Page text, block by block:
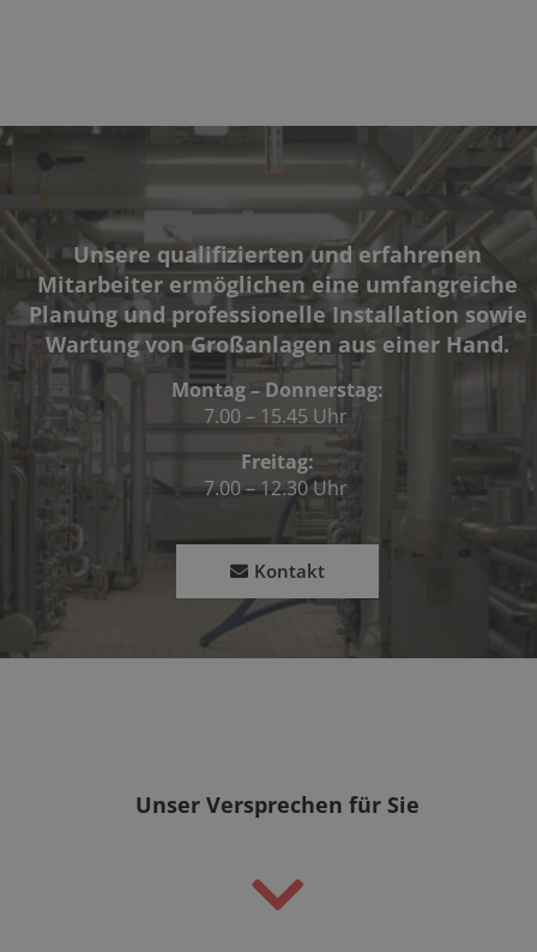
Unsere qualifizierten und erfahrenen
Mitarbeiter ermöglichen eine umfangreiche
Planung und professionelle Installation sowie
Wartung von Großanlagen aus einer Hand.
Montag – Donnerstag:
7.00 – 15.45 Uhr
Freitag:
7.00 – 12.30 Uhr
Kontakt
Unser Versprechen für Sie